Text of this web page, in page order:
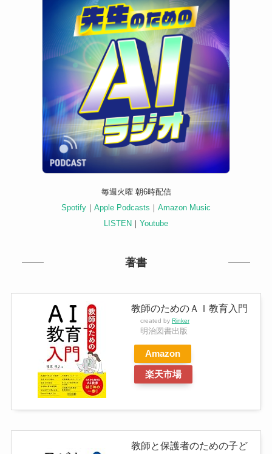
毎週火曜 朝6時配信
Spotify ｜ Apple Podcasts ｜ Amazon Music
LISTEN ｜ Youtube
著書
教師のためのＡＩ教育入門
created by Rinker
明治図書出版
Amazon
楽天市場
教師と保護者のための子ど